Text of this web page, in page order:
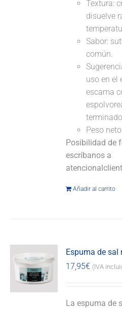
Textura:
disuelve
Sabor:
común.
uso en el
escama
Peso
Posibilidad de
escríbanos a
Añadir al carrito
Espuma de
17,95€ (IVA
La espuma de